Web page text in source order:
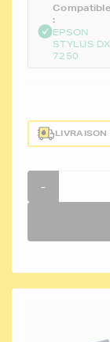
Compatible
:
EPSON
STYLUS DX
7250
LIVRAISON
-